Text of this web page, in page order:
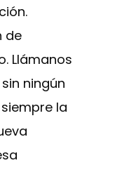
de
Llámanos
ningún
la